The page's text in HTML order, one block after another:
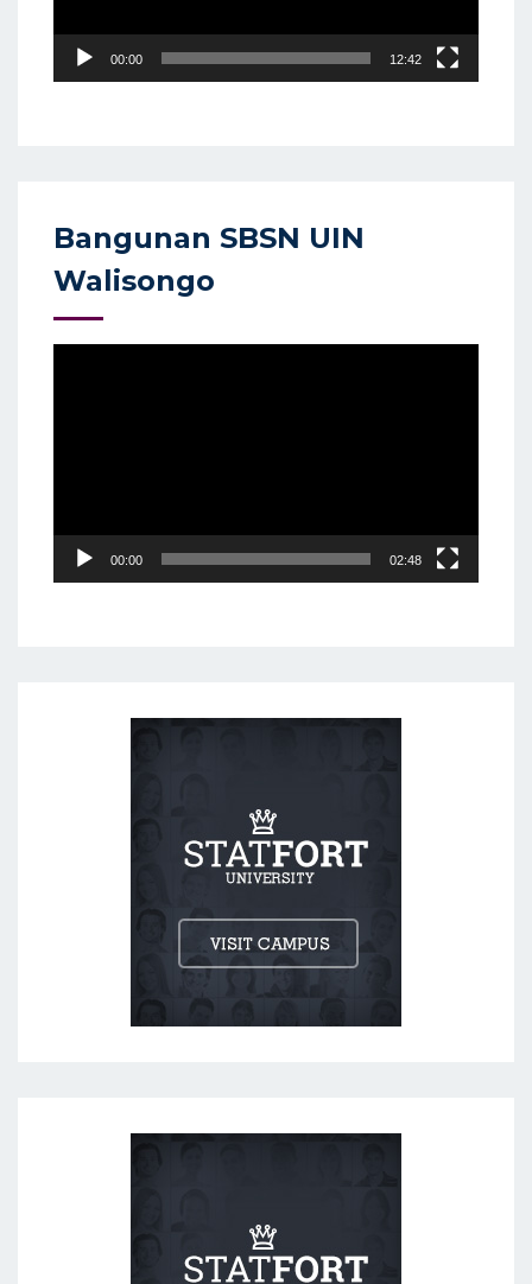
00:00 12:42
Bangunan SBSN UIN
Walisongo
00:00 02:48